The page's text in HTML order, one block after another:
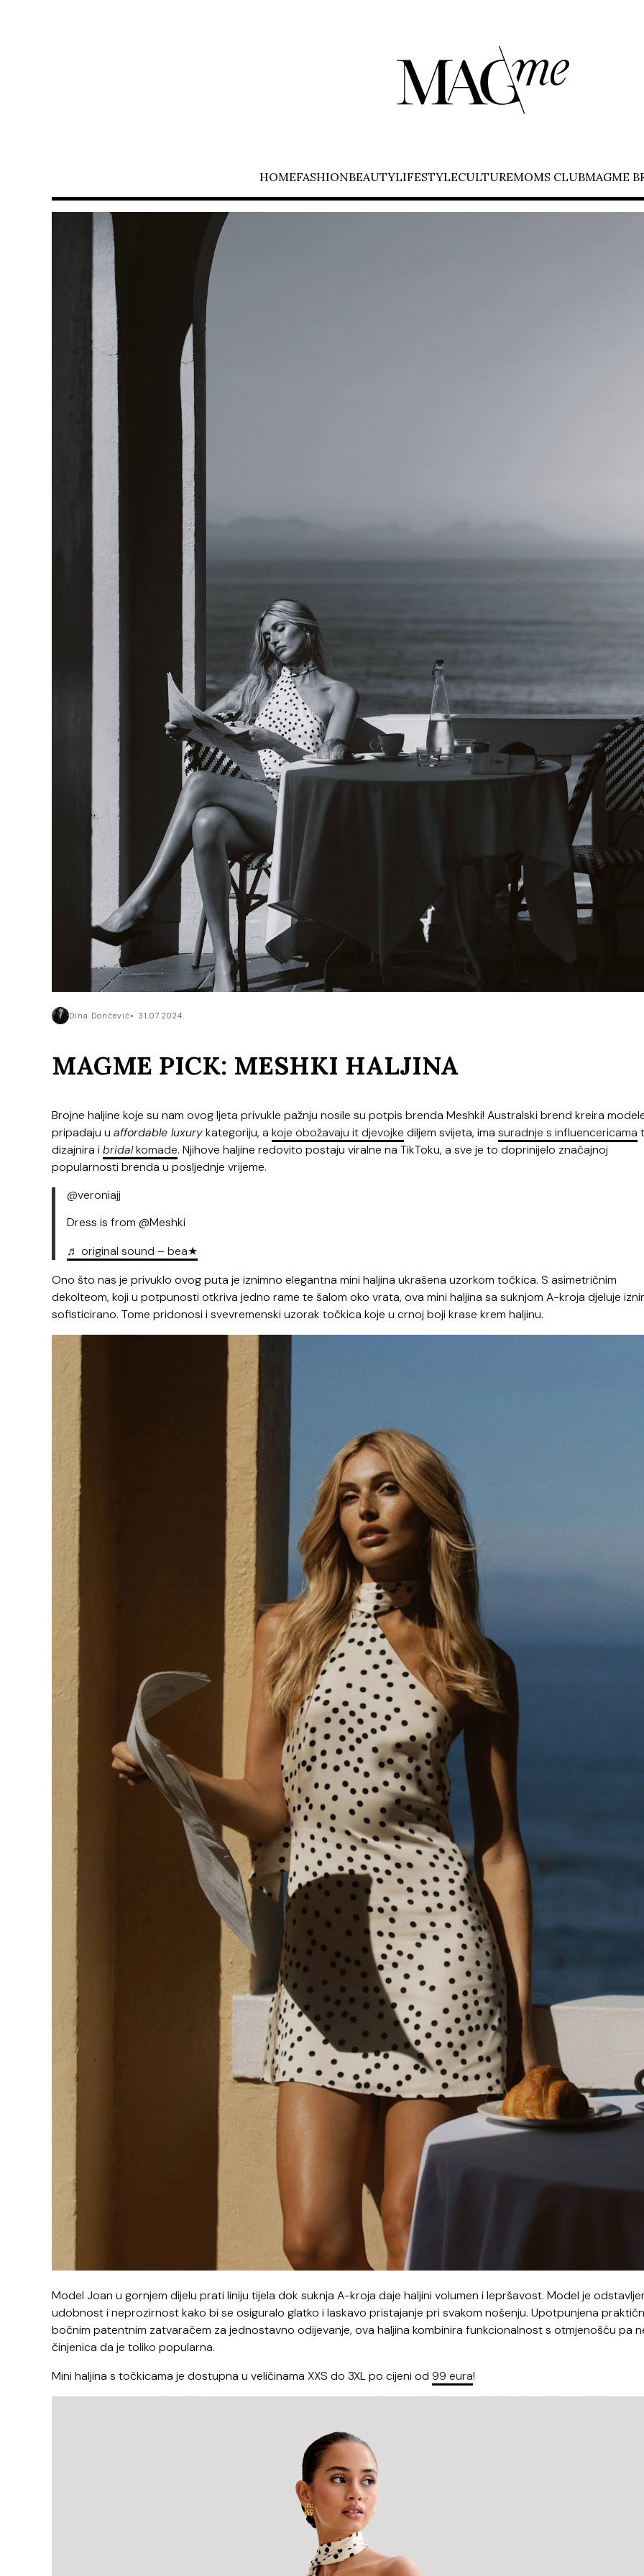
HOMEFASHIONBEAUTYLIFESTYLECULTUREMOMS CLUBMAGME
Dina Dončević 31.07.2024.
MAGME PICK: MESHKI HALJINA
Brojne haljine koje su nam ovog ljeta privukle pažnju nosile su potpis brenda Meshki! Australski brend kreira
pripadaju u affordable luxurykategoriju, a koje obožavaju it djevojke diljem svijeta, ima suradnje s influencericama
dizajnira i bridalkomade. Njihove haljine redovito postaju viralne na TikToku, a sve je to doprinijelo značajnoj
popularnosti brenda u posljednje vrijeme.
@veroniajj
Dress is from @Meshki
♬ original sound – bea★
Ono što nas je privuklo ovog puta je iznimno elegantna mini haljina ukrašena uzorkom točkica. S asimetričnim
dekolteom, koji u potpunosti otkriva jedno rame te šalom oko vrata, ova mini haljina sa suknjom A-kroja djeluje
sofisticirano. Tome pridonosi i svevremenski uzorak točkica koje u crnoj boji krase krem haljinu.
Model Joan u gornjem dijelu prati liniju tijela dok suknja A-kroja daje haljini volumen i lepršavost. Model je
udobnost i neprozirnost kako bi se osiguralo glatko i laskavo pristajanje pri svakom nošenju. Upotpunjena
bočnim patentnim zatvaračem za jednostavno odijevanje, ova haljina kombinira funkcionalnost s otmjenošću pa
činjenica da je toliko popularna.
Mini haljina s točkicama je dostupna u veličinama XXS do 3XL po cijeni od 99 eura!